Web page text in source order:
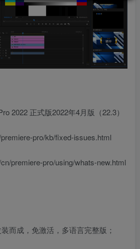
2022 正式版2022年4月版（22.3）
pro/kb/fixed-issues.html
premiere-pro/using/whats-new.html
而成，免激活，多语言完整版；